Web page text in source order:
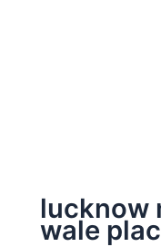
lucknow
wale